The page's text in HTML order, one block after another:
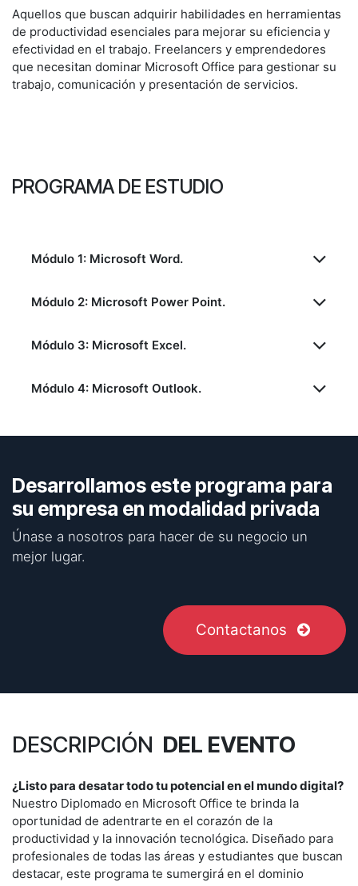
Aquellos que buscan adquirir habilidades en herramientas
de productividad esenciales para mejorar su eficiencia y
efectividad en el trabajo. Freelancers y emprendedores
que necesitan dominar Microsoft Office para gestionar su
trabajo, comunicación y presentación de servicios.
PROGRAMA DE ESTUDIO
Módulo 1: Microsoft Word.
Módulo 2: Microsoft Power Point.
Módulo 3: Microsoft Excel.
Módulo 4: Microsoft Outlook.
Desarrollamos este programa para
su empresa en modalidad privada
Únase a nosotros para hacer de su negocio un
mejor lugar.
Contactanos
DESCRIPCIÓN DEL EVENTO
¿Listo para desatar todo tu potencial en el mundo digital?
Nuestro Diplomado en Microsoft Office te brinda la
oportunidad de adentrarte en el corazón de la
productividad y la innovación tecnológica. Diseñado para
profesionales de todas las áreas y estudiantes que buscan
destacar, este programa te sumergirá en el dominio